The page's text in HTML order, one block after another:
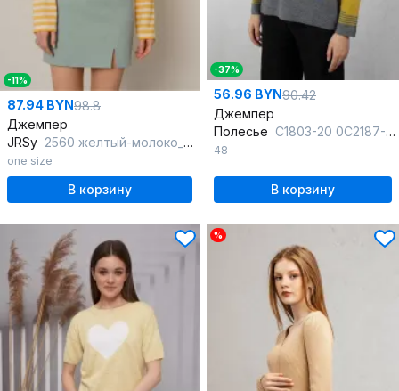
-11%
87.94 BYN98.8
Джемпер
JRSy 2560 желтый-молоко_полоса
one size
В корзину
-37%
56.96 BYN90.42
Джемпер
Полесье С1803-20 0С2187-Д43 170,176 горчица_(сл)
48
В корзину
%